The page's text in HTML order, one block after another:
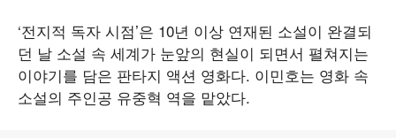
‘전지적 독자 시점’은 10년 이상 연재된 소설이 완결되
던 날 소설 속 세계가 눈앞의 현실이 되면서 펼쳐지는
이야기를 담은 판타지 액션 영화다. 이민호는 영화 속
소설의 주인공 유중혁 역을 맡았다.